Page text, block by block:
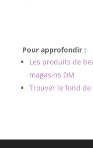
Pour approfondir :
Les produits de
magasins DM
Trouver le fond